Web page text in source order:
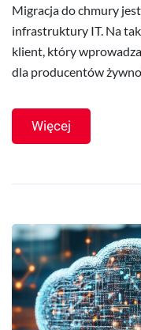
Migracja do chmury
infrastruktury IT. Na
klient, który
dla producentów
Więcej